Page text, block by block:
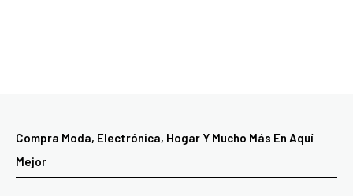
Compra Moda, Electrónica, Hogar Y Mucho Más En Aquí
Mejor